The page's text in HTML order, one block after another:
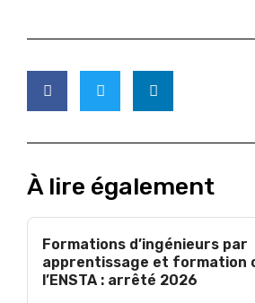
À lire également
Formations d’ingénieurs par
apprentissage et formation
l’ENSTA : arrêté 2026